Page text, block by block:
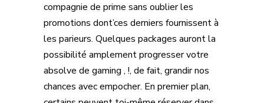
compagnie de prime sans oublier les
promotions dont’ces derniers fournissent à
les parieurs. Quelques packages auront la
possibilité amplement progresser votre
absolve de gaming , !, de fait, grandir nos
chances avec empocher. En premier plan,